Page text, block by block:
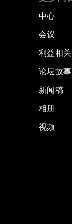
中心
会议
利益相
论坛故事
新闻稿
相册
视频